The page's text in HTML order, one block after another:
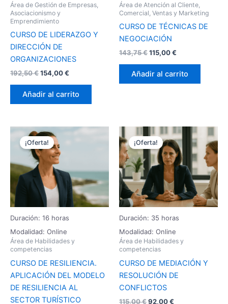
Área de Gestión de Empresas,
Asociacionismo y
Emprendimiento
CURSO DE LIDERAZGO Y
DIRECCIÓN DE
ORGANIZACIONES
192,50€154,00€
Añadir al carrito
Área de Atención al Cliente,
Comercial, Ventas y Marketing
CURSO DE TÉCNICAS DE
NEGOCIACIÓN
143,75€115,00€
Añadir al carrito
Duración: 16 horas
Modalidad: Online
¡Oferta!
Área de Habilidades y
competencias
CURSO DE RESILIENCIA.
APLICACIÓN DEL MODELO
DE RESILIENCIA AL
SECTOR TURÍSTICO
El
precio
original
era:
96,25 €.
Duración: 35 horas
Modalidad: Online
¡Oferta!
Área de Habilidades y
competencias
CURSO DE MEDIACIÓN Y
RESOLUCIÓN DE
CONFLICTOS
115,00€
precio
original
era:
115,00 €.
92,00€
precio
actual
es:
92,00 €.